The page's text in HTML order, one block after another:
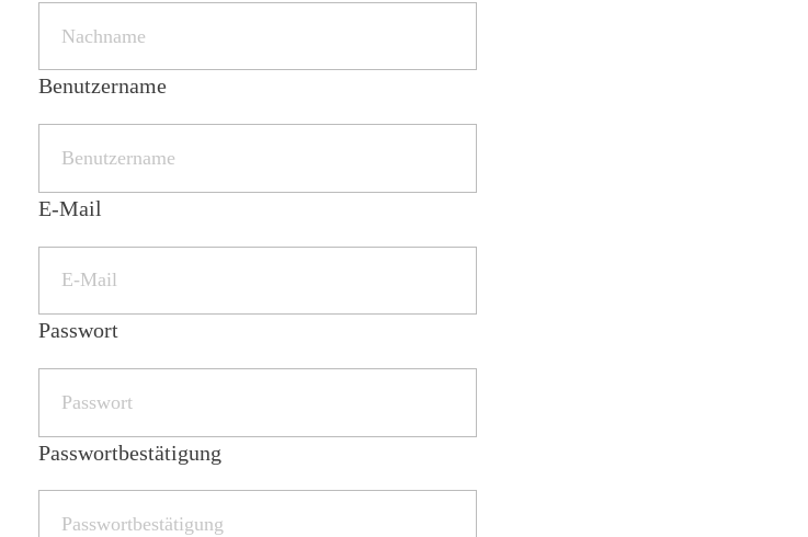
Benutzername
E-Mail
Passwort
Passwortbestätigung